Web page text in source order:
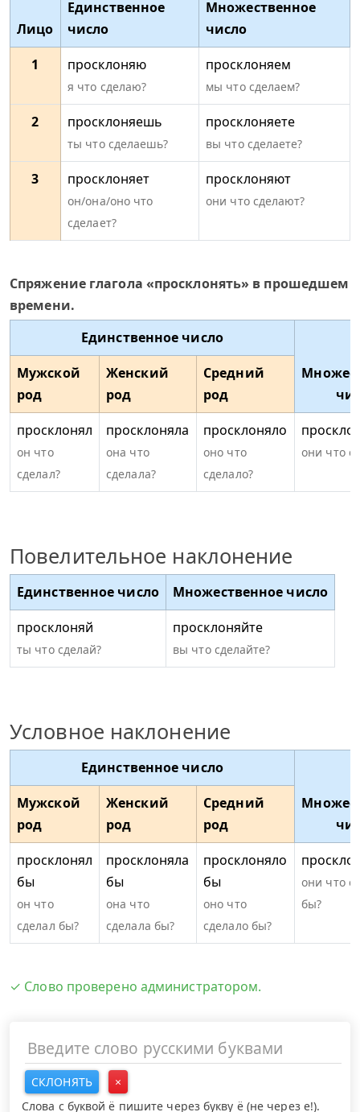
Лицо
Единственное
число
Множественное
число
1
просклоняю
я что сделаю?
просклоняем
мы что сделаем?
2 просклоняешь
ты что сделаешь?
просклоняете
вы что сделаете?
3 просклоняет
он/она/оно что
сделает?
просклоняют
они что сделают?
Спряжение глагола «просклонять» в прошедшем
времени.
Единственное число
Мужской
род
Женский
род
Средний
род
просклонял
он что
сделал?
просклоняла
она что
сделала?
просклоняло
оно что
сделало?
они что
Повелительное наклонение
Единственное число
Множественное число
просклоняй
ты что сделай?
просклоняйте
вы что сделайте?
Условное наклонение
Единственное число
Мужской
род
Женский
род
Средний
род
просклонял
бы
он что
сделал бы?
просклоняла
бы
она что
сделала бы?
просклоняло
бы
оно что
сделало бы?
они что
бы?
✓ Слово проверено администратором.
СКЛОНЯТЬ
×
Слова с буквой ё пишите через букву ё (не через е!).